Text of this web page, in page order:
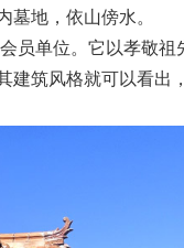
地，依山傍水。
员单位。它以孝敬
筑风格就可以看出